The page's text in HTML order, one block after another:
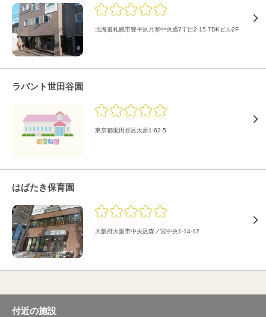
北海道札幌市豊平区月寒中央通7丁目2-15 TDKビル2F
ラバント世田谷園
東京都世田谷区大原1-62-5
はばたき保育園
大阪府大阪市中央区森ノ宮中央1-14-12
付近の施設